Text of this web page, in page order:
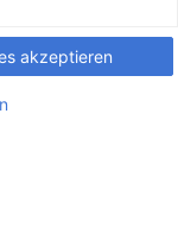
akzeptieren